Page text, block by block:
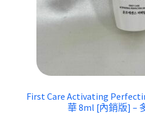
First Care Activating
華 8ml [內銷版] –